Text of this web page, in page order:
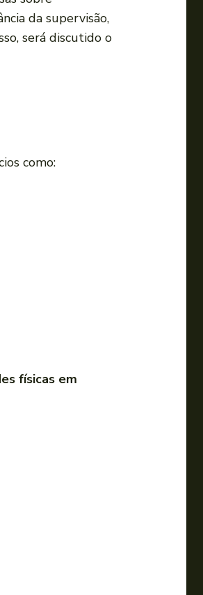
r
da supervisão,
será discutido o
como:
físicas em